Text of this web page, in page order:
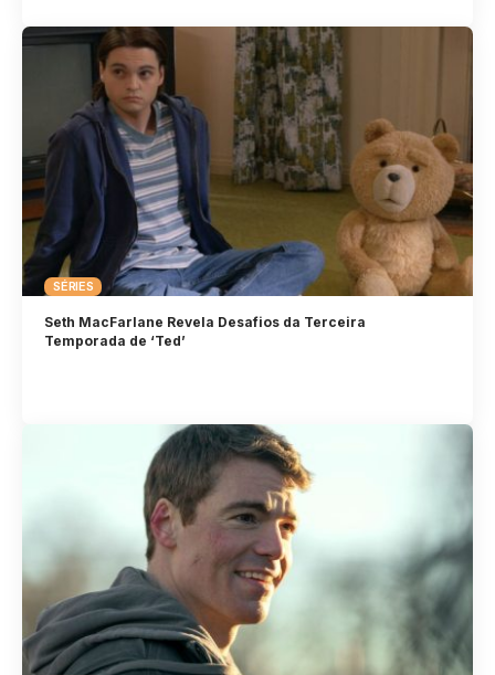
SÉRIES
Seth MacFarlane Revela Desafios da Terceira
Temporada de ‘Ted’